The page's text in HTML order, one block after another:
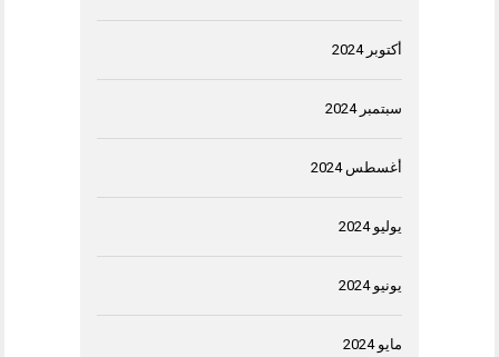
أكتوبر 2024
سبتمبر 2024
أغسطس 2024
يوليو 2024
يونيو 2024
مايو 2024